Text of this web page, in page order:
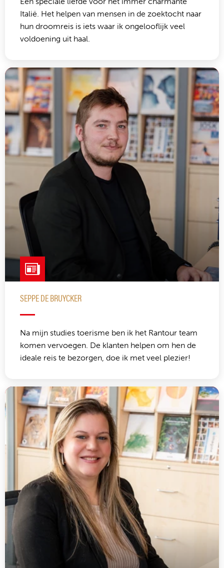
Italië. Het helpen van mensen in de zoektocht naar
hun droomreis is iets waar ik ongelooflijk veel
voldoening uit haal.
SEPPE DE BRUYCKER
Na mijn studies toerisme ben ik het Rantour team
komen vervoegen. De klanten helpen om hen de
ideale reis te bezorgen, doe ik met veel plezier!